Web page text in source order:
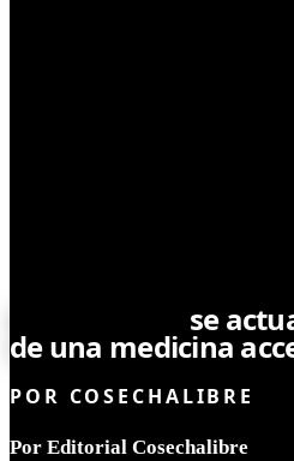
se
de una medicina
POR COSECHALIBRE
Por Editorial Cosechalibre